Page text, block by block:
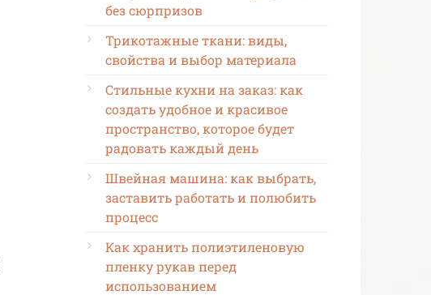
без сюрпризов
Трикотажные ткани: виды,
свойства и выбор материала
Стильные кухни на заказ: как
создать удобное и красивое
пространство, которое будет
радовать каждый день
Швейная машина: как выбрать,
заставить работать и полюбить
процесс
Как хранить полиэтиленовую
пленку рукав перед
использованием